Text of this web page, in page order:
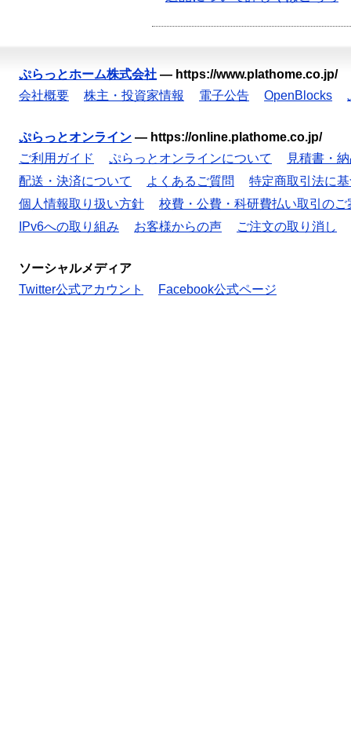
ぷらっとホーム株式会社 — https://www.plathome.co.jp/
会社概要
株主・投資家情報 電子公告 OpenBlocks
ぷらっとオンライン — https://online.plathome.co.jp/
ご利用ガイド
ぷらっとオンラインについて
見積書・
配送・決済について
よくあるご質問
特定商取引法に
個人情報取り扱い方針
校費・公費・科研費払い取引のご
IPv6への取り組み
お客様からの声 ご注文の取り消し
ソーシャルメディア
Twitter公式アカウント
Facebook公式ページ